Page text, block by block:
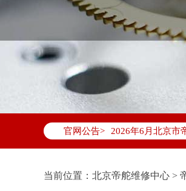
官网公告>
2026年6月帝舵北
2026年6月帝舵售
北京市朝阳区建国
当前位置： 北京帝舵维修中心 >